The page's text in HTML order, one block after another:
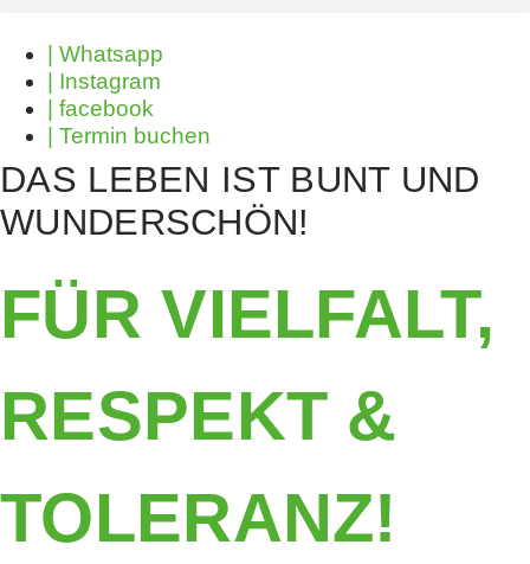
| Whatsapp
| Instagram
| facebook
| Termin buchen
DAS LEBEN IST BUNT UND
WUNDERSCHÖN!
FÜR VIELFALT,
RESPEKT &
TOLERANZ!